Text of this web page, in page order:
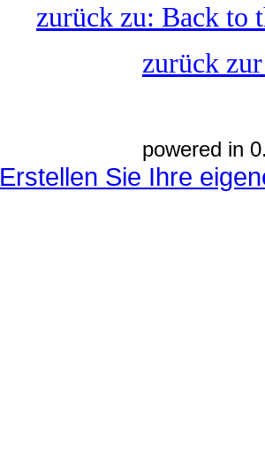
zurück zu: Back to
zurück
powered in
Erstellen Sie Ihre